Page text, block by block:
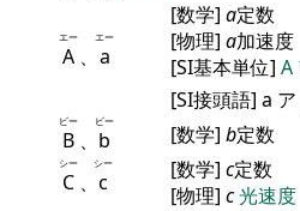
A
エー
、 a
エー
[数学] a定数
[物理] a加速度
[SI基本単位] A
[SI接頭語] a
B
ビー
、 b
ビー
[数学] b定数
C
シー
、 c
シー [数学] c定数
[物理] c光速度